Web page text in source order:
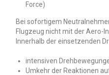
Force)
Bei sofortigem
Flugzeug nicht mit der Aero-
Innerhalb der einsetzenden
intensiven
Umkehr der Reaktionen